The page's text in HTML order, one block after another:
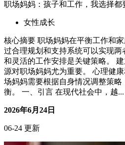
职场妈妈：孩子和工作，我选择都
女性成长
核心摘要 职场妈妈在平衡工作和
过合理规划和支持系统可以实现
和灵活的工作安排是关键策略。
源对职场妈妈尤为重要。 心理健
场妈妈需要根据自身情况调整策
衡。 一、引言 在现代社会中，越...
2026年6月24日
06-24 更新